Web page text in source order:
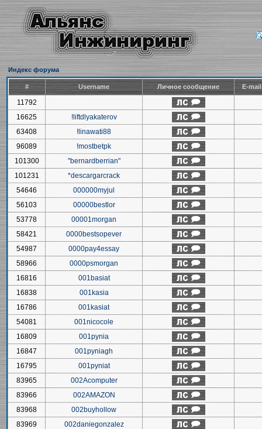
Индекс форума
# Username Личное сообщение E-
11792
16625
!liftdlyakaterov
63408
!linawati88
96089
!mostbetpk
101300
"bernardberrian"
101231
*descargarcrack
54646
000000myjul
56103
00000bestlor
53778
00001morgan
58421
0000bestsopever
54987
0000pay4essay
58966
0000psmorgan
16816
001basiat
16838
001kasia
16786
001kasiat
54081
001nicocole
16809
001pynia
16847
001pyniagh
16795
001pyniat
83965
002Acomputer
83966
002AMAZON
83968
002buyhollow
83969
002daniegonzalez